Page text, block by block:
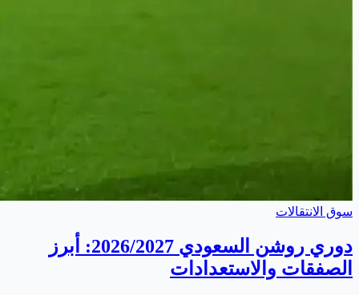
سوق الانتقالات
دوري روشن السعودي 2026/2027: أبرز
الصفقات والاستعدادات